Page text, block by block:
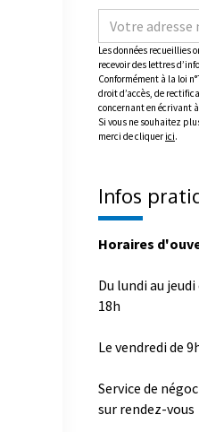
Les données recueillies
recevoir des lettres
Conformément à la loi
droit d’accès, de
concernant en écrivant
Si vous ne souhaitez
merci de cliquer ici.
Infos
Horaires
Du lundi au
18h
Le vendredi de
Service de
sur rendez-vous